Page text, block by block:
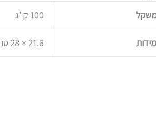
100 ק"ג
מידות 21.6 × 28 סנטימטרים